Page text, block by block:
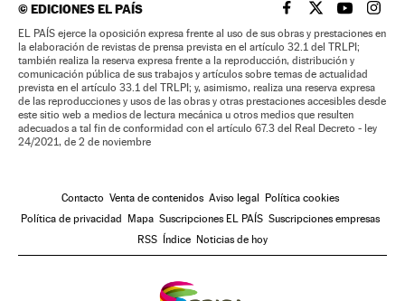
©EDICIONES EL PAÍS EL PAÍS BRASIL EN
EL PAÍSEL PAÍS
EL
EL PAÍS ejerce la oposición expresa frente al uso de sus obras y prestaciones en
la elaboración de revistas de prensa prevista en el artículo 32.1 del TRLPI;
también realiza la reserva expresa frente a la reproducción, distribución y
comunicación pública de sus trabajos y artículos sobre temas de actualidad
prevista en el artículo 33.1 del TRLPI; y, asimismo, realiza una reserva expresa
de las reproducciones y usos de las obras y otras prestaciones accesibles desde
este sitio web a medios de lectura mecánica u otros medios que resulten
adecuados a tal fin de conformidad con el artículo 67.3 del Real Decreto - ley
24/2021, de 2 de noviembre
Contacto Venta de contenidos Aviso legal
Política cookies
Política de privacidad
Mapa Suscripciones EL PAÍS Suscripciones empresas
RSS
Índice Noticias de hoy